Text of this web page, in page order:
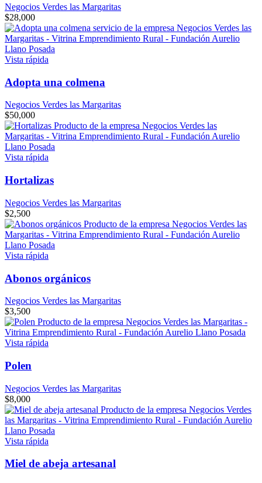
Negocios Verdes las Margaritas
$28,000
Vista rápida
Adopta una colmena
Negocios Verdes las Margaritas
$50,000
Vista rápida
Hortalizas
Negocios Verdes las Margaritas
$2,500
Vista rápida
Abonos orgánicos
Negocios Verdes las Margaritas
$3,500
Vista rápida
Polen
Negocios Verdes las Margaritas
$8,000
Vista rápida
Miel de abeja artesanal